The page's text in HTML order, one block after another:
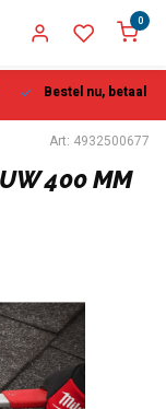
0
Bestel nu, betaal
Art: 4932500677
400 MM